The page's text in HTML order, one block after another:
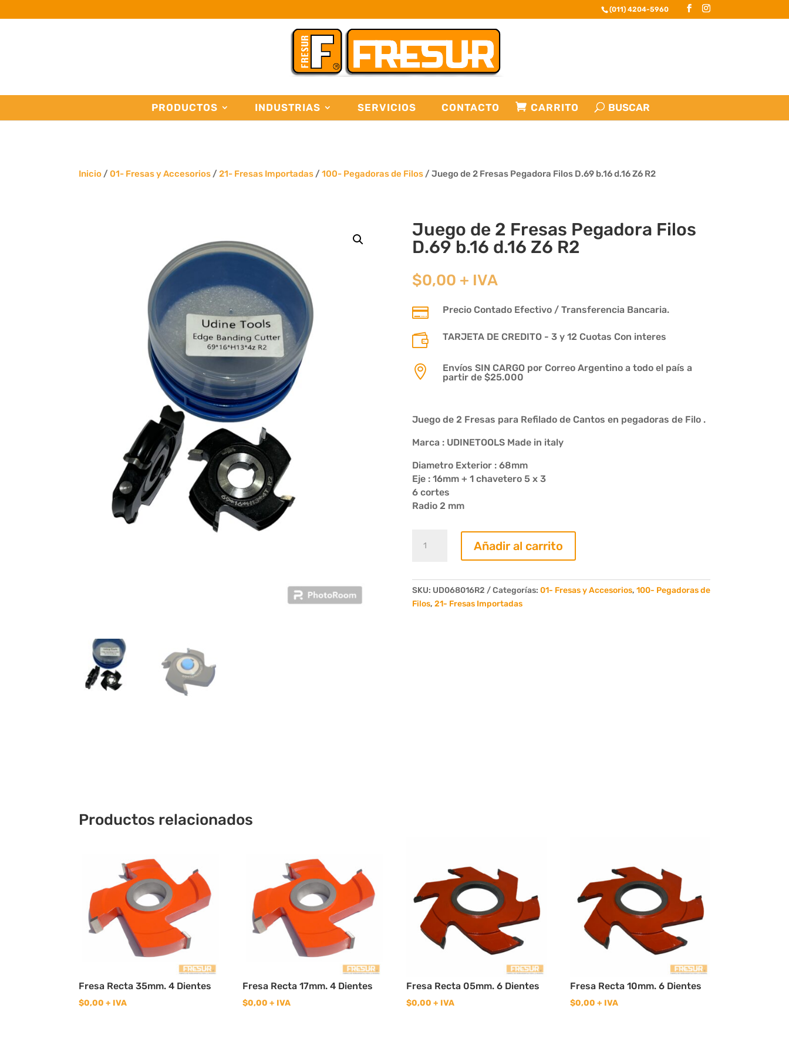
(011) 4204-5960
PRODUCTOS INDUSTRIAS SERVICIOS CONTACTO CARRITO
Inicio /01- Fresas y Accesorios /21- Fresas Importadas /100- Pegadoras de Filos / Juego de 2 Fresas Pegadora Filos D.69 b.16 d.16 Z6 R2
Juego de 2 Fresas Pegadora Filos
D.69 b.16 d.16 Z6 R2
$0,00 + IVA
 Precio Contado Efectivo / Transferencia Bancaria.
 TARJETA DE CREDITO - 3 y 12 Cuotas Con interes

Envíos SIN CARGO por Correo Argentino a todo el país a
partir de $25.000
Juego de 2 Fresas para Refilado de Cantos en pegadoras de Filo .
Marca : UDINETOOLS Made in italy
Diametro Exterior : 68mm
Eje : 16mm + 1 chavetero 5 x 3
6 cortes
Radio 2 mm
Pegadora
Filos
Añadir al carrito
SKU: UD068016R2 Categorías: 01- Fresas y Accesorios, 100- Pegadoras de
Filos, 21- Fresas Importadas
Productos relacionados
Fresa Recta 35mm. 4 Dientes
$0,00 + IVA
Fresa Recta 17mm. 4 Dientes
$0,00 + IVA
Fresa Recta 05mm. 6 Dientes
$0,00 + IVA
Fresa Recta 10mm. 6 Dientes
$0,00 + IVA